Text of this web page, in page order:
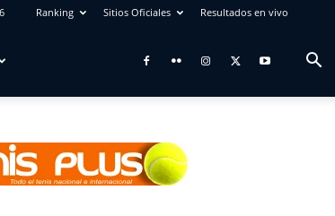
Ranking Sitios Oficiales Resultados en vivo